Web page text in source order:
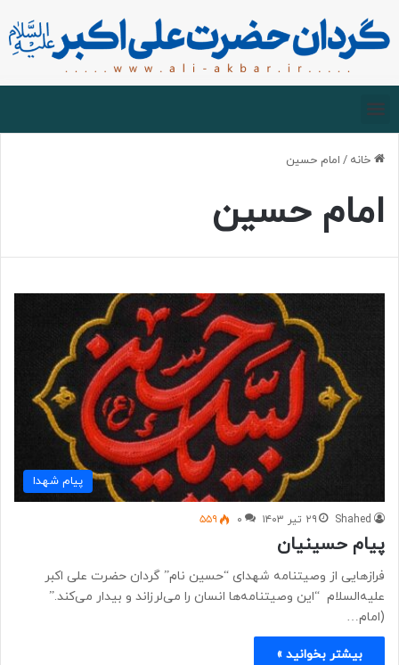
خانه / امام حسین
امام حسین
پیام شهدا
Shahed ۲۹ تیر ۱۴۰۳ ۰ ۵۵۹
پیام حسینیان
فرازهایی از وصیتنامه شهدای “حسین نام” گردان حضرت علی اکبر
علیه‌السلام “این وصیتنامه‌ها انسان را می‌لرزاند و بیدار می‌کند.”
(امام…
بیشتر بخوانید »